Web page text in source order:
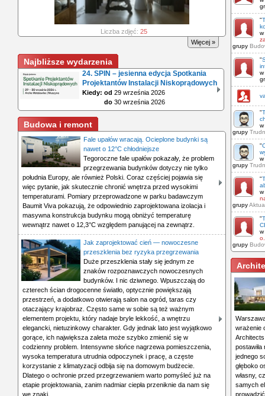
Liczba zdjęć: 25
Więcej »
Najbliższe wydarzenia
24. SPIN – jesienna edycja Spotkania
Projektantów Instalacji Niskoprądowych
Kiedy: od 29 września 2026
do 30 września 2026
Budowa i remont
Fale upałów wracają. Ocieplone budynki są
nawet o 12°C chłodniejsze
Tegoroczne fale upałów pokazały, że problem
przegrzewania budynków dotyczy nie tylko
południa Europy, ale również Polski. Coraz częściej pojawia się
więc pytanie, jak skutecznie chronić wnętrza przed wysokimi
temperaturami. Pomiary przeprowadzone w parku badawczym
Baumit Viva pokazują, że odpowiednio zaprojektowana izolacja i
masywna konstrukcja budynku mogą obniżyć temperaturę
wewnątrz nawet o 12,3°C względem panującej na zewnątrz.
Jak zaprojektować cień — nowoczesne
przeszklenia bez ryzyka przegrzewania
Duże przeszklenia stały się jednym ze
znaków rozpoznawczych nowoczesnych
budynków. I nic dziwnego. Wpuszczają do
czterech ścian drogocenne światło, optycznie powiększają
przestrzeń, a dodatkowo otwierają salon na ogród, taras czy
otaczający krajobraz. Często same w sobie są też ważnym
elementem projektu, który nadaje bryle lekkość, a wnętrzu
elegancki, nietuzinkowy charakter. Gdy jednak lato jest wyjątkowo
gorące, ich największa zaleta może szybko zmienić się w
codzienny problem. Intensywne słońce nagrzewa pomieszczenia,
wysoka temperatura utrudnia odpoczynek i pracę, a częste
korzystanie z klimatyzacji odbija się na domowym budżecie.
Dlatego o ochronie przed przegrzewaniem warto pomyśleć już na
etapie projektowania, zanim nadmiar ciepła przeniknie da nam się
we znaki.
"
grupy
"
"
grupy
"
grupy
"
grupy
"
grupy
wrażenie
jednego
głęboko
własny,
samych